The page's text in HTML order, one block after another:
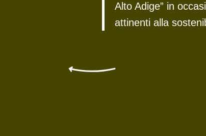
Alto Adige” in
attinenti alla